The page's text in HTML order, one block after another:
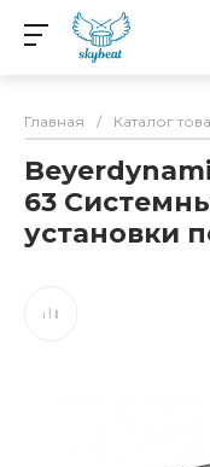
Главная / Каталог
63
установки